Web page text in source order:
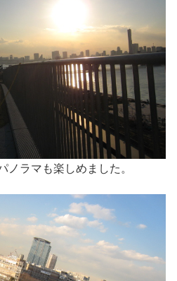
ノラマも楽しめました。